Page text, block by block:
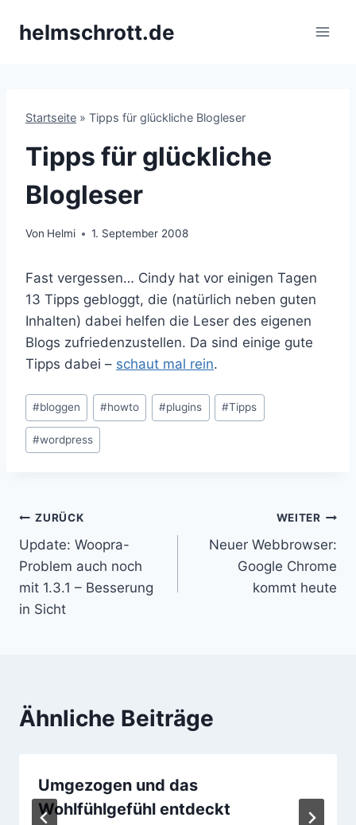
Inhalthelmschrott.de
Startseite » Tipps für glückliche Blogleser
Tipps für glückliche
Blogleser
Von Helmi 1. September 2008
Fast vergessen… Cindy hat vor einigen Tagen
13 Tipps gebloggt, die (natürlich neben guten
Inhalten) dabei helfen die Leser des eigenen
Blogs zufriedenzustellen. Da sind einige gute
Tipps dabei – schaut mal rein.
Schlagworte:
#bloggen #howto #plugins #Tipps
#wordpress
Beitragsnavigation
ZURÜCK
Update: Woopra-
Problem auch noch
mit 1.3.1 – Besserung
in Sicht
WEITER
Neuer Webbrowser:
Google Chrome
kommt heute
Ähnliche Beiträge
Umgezogen und das
Wohlfühlgefühl entdeckt